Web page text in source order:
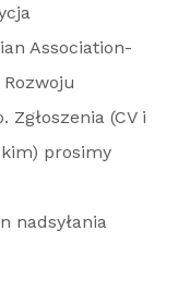
Association-
Zgłoszenia (CV i
prosimy
nadsyłania